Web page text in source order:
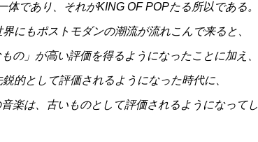
であり、それがKING OF POPたる所以である。
にもポストモダンの潮流が流れこんで来ると、
の」が高い評価を得るようになったことに加え、
的として評価されるようになった時代に、
楽は、古いものとして評価されるようになってし